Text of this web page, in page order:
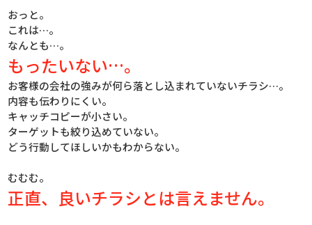
おっと。
これは…。
なんとも…。
もったいない…。
お客様の会社の強みが何ら落とし込まれていないチラシ…。
内容も伝わりにくい。
キャッチコピーが小さい。
ターゲットも絞り込めていない。
どう行動してほしいかもわからない。
むむむ。
正直、良いチラシとは言えません。